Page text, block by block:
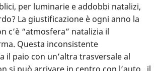
per luminarie e addobbi natalizi,
La giustificazione è ogni anno la
c’è “atmosfera” natalizia il
Questa inconsistente
il paio con un’altra trasversale al